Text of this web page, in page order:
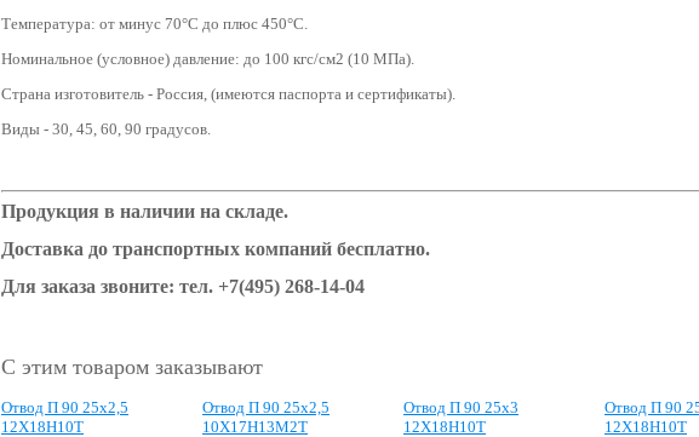
Температура: от минус 70°С до плюс 450°С.
Номинальное (условное) давление: до 100 кгс/см2 (10 МПа).
Страна изготовитель - Россия, (имеются паспорта и сертификаты).
Виды - 30, 45, 60, 90 градусов.
Продукция в наличии на складе.
Доставка до транспортных компаний бесплатно.
Для заказа звоните: тел. +7(495) 268-14-04
С этим товаром заказывают
Отвод П 90 25х2,5
12Х18Н10Т
Отвод П 90 25х2,5
10Х17Н13М2Т
Отвод П 90 25х3
12Х18Н10Т
Отвод П 90
12Х18Н10Т